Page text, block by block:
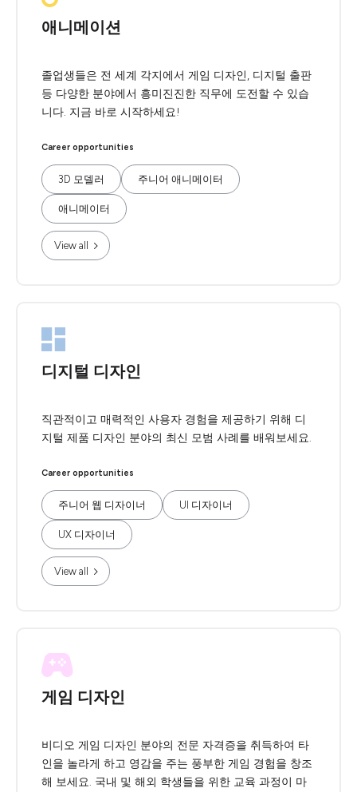
애니메이션
졸업생들은 전 세계 각지에서 게임 디자인, 디지털 출판
등 다양한 분야에서 흥미진진한 직무에 도전할 수 있습
니다. 지금 바로 시작하세요!
Career opportunities
3D 모델러 주니어 애니메이터
애니메이터
View all
디지털 디자인
직관적이고 매력적인 사용자 경험을 제공하기 위해 디
지털 제품 디자인 분야의 최신 모범 사례를 배워보세요.
Career opportunities
주니어 웹 디자이너 UI 디자이너
UX 디자이너
View all
게임 디자인
비디오 게임 디자인 분야의 전문 자격증을 취득하여 타
인을 놀라게 하고 영감을 주는 풍부한 게임 경험을 창조
해 보세요. 국내 및 해외 학생들을 위한 교육 과정이 마